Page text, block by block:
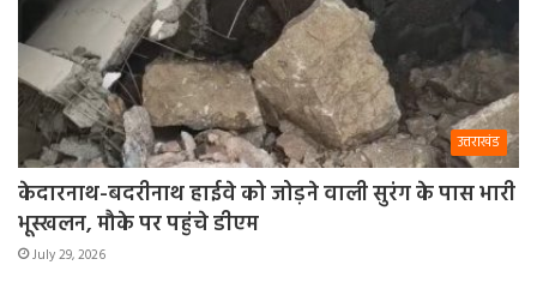
उत्तराखंड
केदारनाथ-बदरीनाथ हाईवे को जोड़ने वाली सुरंग के पास भारी
भूस्खलन, मौके पर पहुंचे डीएम
July 29, 2026